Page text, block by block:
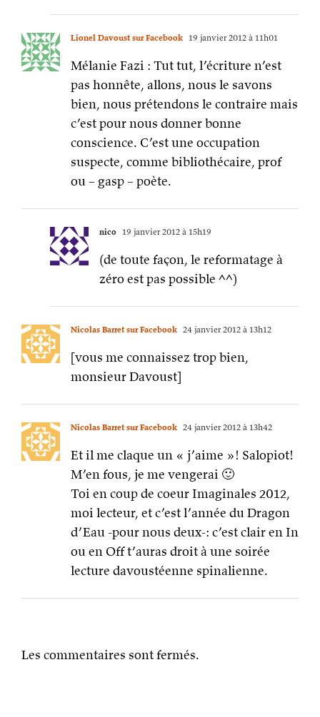
Lionel Davoust sur Facebook 19 janvier 2012 à 11h01
Mélanie Fazi : Tut tut, l’écriture n’est
pas honnête, allons, nous le savons
bien, nous prétendons le contraire mais
c’est pour nous donner bonne
conscience. C’est une occupation
suspecte, comme bibliothécaire, prof
ou – gasp – poète.
nico 19 janvier 2012 à 15h19
(de toute façon, le reformatage à
zéro est pas possible ^^)
Nicolas Barret sur Facebook 24 janvier 2012 à 13h12
[vous me connaissez trop bien,
monsieur Davoust]
Nicolas Barret sur Facebook 24 janvier 2012 à 13h42
Et il me claque un « j’aime »! Salopiot!
M’en fous, je me vengerai 🙂
Toi en coup de coeur Imaginales 2012,
moi lecteur, et c’est l’année du Dragon
d’Eau -pour nous deux-: c’est clair en In
ou en Off t’auras droit à une soirée
lecture davoustéenne spinalienne.
Les commentaires sont fermés.